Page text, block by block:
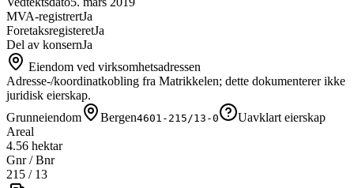
MVA-registrertJa
ForetaksregisteretJa
Del av konsernJa
Eiendom ved virksomhetsadressen
Adresse-/koordinatkobling fra Matrikkelen; dette dokumenterer ikke
juridisk eierskap.
Grunneiendom
Bergen4601-215/13-0
Uavklart eierskap
Areal
4.56 hektar
Gnr / Bnr
215 / 13